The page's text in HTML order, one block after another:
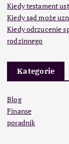
Kiedy testament
Kiedy sąd może
Kiedy odrzucenie
rodzinnego
Kategorie
Blog
Finanse
poradnik